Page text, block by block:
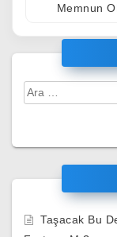
Memnun
Arama:
Taşacak Bu